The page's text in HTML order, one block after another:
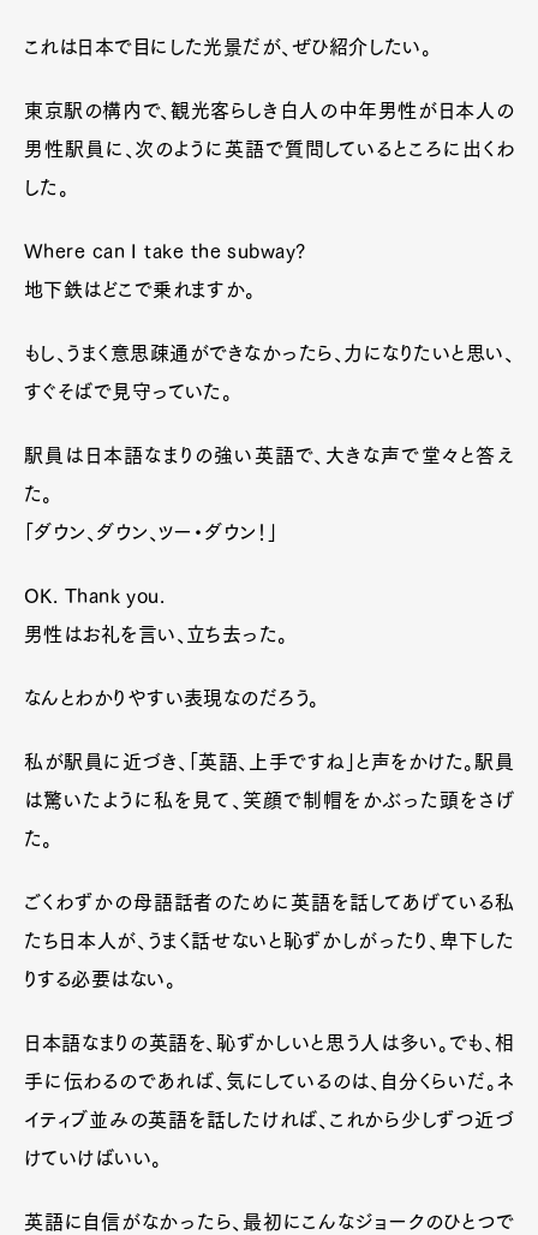
これは日本で目にした光景だが、ぜひ紹介したい。
東京駅の構内で、観光客らしき白人の中年男性が日本人の
男性駅員に、次のように英語で質問しているところに出くわ
した。
Where can I take the subway?
地下鉄はどこで乗れますか。
もし、うまく意思疎通ができなかったら、力になりたいと思い、
すぐそばで見守っていた。
駅員は日本語なまりの強い英語で、大きな声で堂々と答え
た。
「ダウン、ダウン、ツー・ダウン！」
OK. Thank you.
男性はお礼を言い、立ち去った。
なんとわかりやすい表現なのだろう。
私が駅員に近づき、「英語、上手ですね」と声をかけた。駅員
は驚いたように私を見て、笑顔で制帽をかぶった頭をさげ
た。
ごくわずかの母語話者のために英語を話してあげている私
たち日本人が、うまく話せないと恥ずかしがったり、卑下した
りする必要はない。
日本語なまりの英語を、恥ずかしいと思う人は多い。でも、相
手に伝わるのであれば、気にしているのは、自分くらいだ。ネ
イティブ並みの英語を話したければ、これから少しずつ近づ
けていけばいい。
英語に自信がなかったら、最初にこんなジョークのひとつで